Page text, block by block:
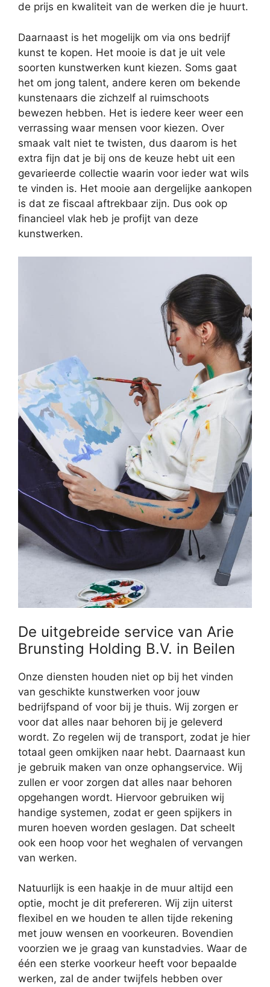
de prijs en kwaliteit van de werken die je huurt.
Daarnaast is het mogelijk om via ons bedrijf
kunst te kopen. Het mooie is dat je uit vele
soorten kunstwerken kunt kiezen. Soms gaat
het om jong talent, andere keren om bekende
kunstenaars die zichzelf al ruimschoots
bewezen hebben. Het is iedere keer weer een
verrassing waar mensen voor kiezen. Over
smaak valt niet te twisten, dus daarom is het
extra fijn dat je bij ons de keuze hebt uit een
gevarieerde collectie waarin voor ieder wat wils
te vinden is. Het mooie aan dergelijke aankopen
is dat ze fiscaal aftrekbaar zijn. Dus ook op
financieel vlak heb je profijt van deze
kunstwerken.
De uitgebreide service van Arie
Brunsting Holding B.V. in Beilen
Onze diensten houden niet op bij het vinden
van geschikte kunstwerken voor jouw
bedrijfspand of voor bij je thuis. Wij zorgen er
voor dat alles naar behoren bij je geleverd
wordt. Zo regelen wij de transport, zodat je hier
totaal geen omkijken naar hebt. Daarnaast kun
je gebruik maken van onze ophangservice. Wij
zullen er voor zorgen dat alles naar behoren
opgehangen wordt. Hiervoor gebruiken wij
handige systemen, zodat er geen spijkers in
muren hoeven worden geslagen. Dat scheelt
ook een hoop voor het weghalen of vervangen
van werken.
Natuurlijk is een haakje in de muur altijd een
optie, mocht je dit prefereren. Wij zijn uiterst
flexibel en we houden te allen tijde rekening
met jouw wensen en voorkeuren. Bovendien
voorzien we je graag van kunstadvies. Waar de
één een sterke voorkeur heeft voor bepaalde
werken, zal de ander twijfels hebben over